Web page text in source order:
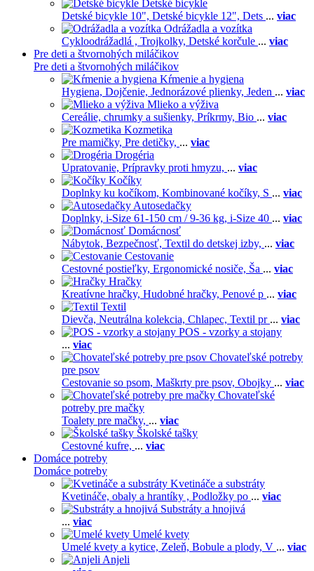
Detské bicykle
Detské bicykle 10", Detské bicykle 12", Dets ... viac
Odrážadla a vozítka
Cykloodrážadlá , Trojkolky, Detské korčule ... viac
Pre deti a štvornohých miláčikov
Pre deti a štvornohých miláčikov
Kŕmenie a hygiena
Hygiena, Dojčenie, Jednorázové plienky, Jeden ... viac
Mlieko a výživa
Cereálie, chrumky a sušienky, Príkrmy, Bio ... viac
Kozmetika
Pre mamičky, Pre detičky, ... viac
Drogéria
Upratovanie, Prípravky proti hmyzu, ... viac
Kočíky
Doplnky ku kočíkom, Kombinované kočíky, S ... viac
Autosedačky
Doplnky, i-Size 61-150 cm / 9-36 kg, i-Size 40 ... viac
Domácnosť
Nábytok, Bezpečnosť, Textil do detskej izby, ... viac
Cestovanie
Cestovné postieľky, Ergonomické nosiče, Ša ... viac
Hračky
Kreatívne hračky, Hudobné hračky, Penové p ... viac
Textil
Dievča, Neutrálna kolekcia, Chlapec, Textil pr ... viac
POS - vzorky a stojany
... viac
Chovateľské potreby
pre psov
Cestovanie so psom, Maškrty pre psov, Obojky ... viac
Chovateľské
potreby pre mačky
Toalety pre mačky, ... viac
Školské tašky
Cestovné kufre, ... viac
Domáce potreby
Domáce potreby
Kvetináče a substráty
Kvetináče, obaly a hrantíky , Podložky po ... viac
Substráty a hnojivá
... viac
Umelé kvety
Umelé kvety a kytice, Zeleň, Bobule a plody, V ... viac
Anjeli